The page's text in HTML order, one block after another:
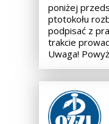
poniżej
ptotokołu
podpisać z
trakcie
Uwaga!